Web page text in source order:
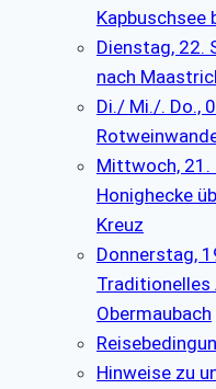
Kapbuschsee
Dienstag, 22.
nach
Di./ Mi./. Do.,
Mittwoch, 21.
Honighecke
Kreuz
Donnerstag,
Traditionelles
Obermaubach
Hinweise zu